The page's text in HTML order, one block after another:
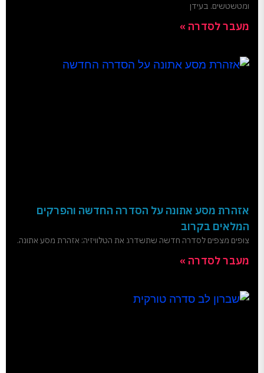
ומטשטשים. בעידן
מעבר לסדרה »
אזהרת מסע אתונה על הסדרה החדשה והפרקים
המלאים בקרוב
צופים מצפים לסדרה חדשה שתשדרג את הטלוויזיה: אזהרת מסע אתונה.
מעבר לסדרה »